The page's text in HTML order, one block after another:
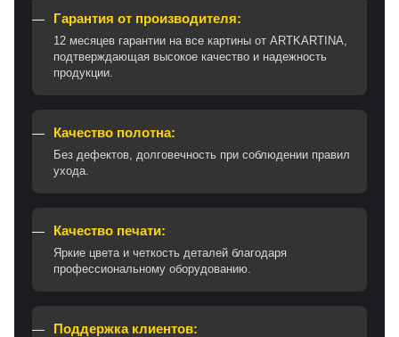
Гарантия от производителя:
12 месяцев гарантии на все картины от ARTKARTINA,
подтверждающая высокое качество и надежность
продукции.
Качество полотна:
Без дефектов, долговечность при соблюдении правил
ухода.
Качество печати:
Яркие цвета и четкость деталей благодаря
профессиональному оборудованию.
Поддержка клиентов: